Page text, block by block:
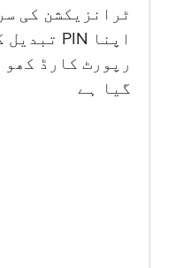
ٹرانزیکشن کی
اپنا PIN تبدیل کرنا
رپورٹ کارڈ کھو
گيا ہے